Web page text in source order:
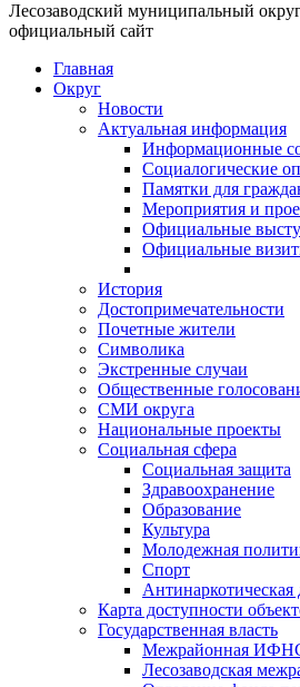
Лесозаводский муниципальный
официальный сайт
Главная
Округ
Новости
Актуальная информация
Информационные
Социалогические
Памятки для
Мероприятия и
Официальные
Официальные
История
Достопримечательности
Почетные жители
Символика
Экстренные случаи
Общественные
СМИ округа
Национальные проекты
Социальная сфера
Социальная защита
Здравоохранение
Образование
Культура
Молодежная
Спорт
Антинаркотическая
Карта доступности
Государственная власть
Межрайонная
Лесозаводская